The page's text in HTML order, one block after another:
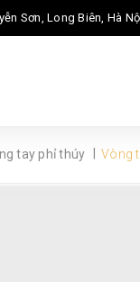
Sơn, Long Biên, Hà
tay phỉ thúy Vòng